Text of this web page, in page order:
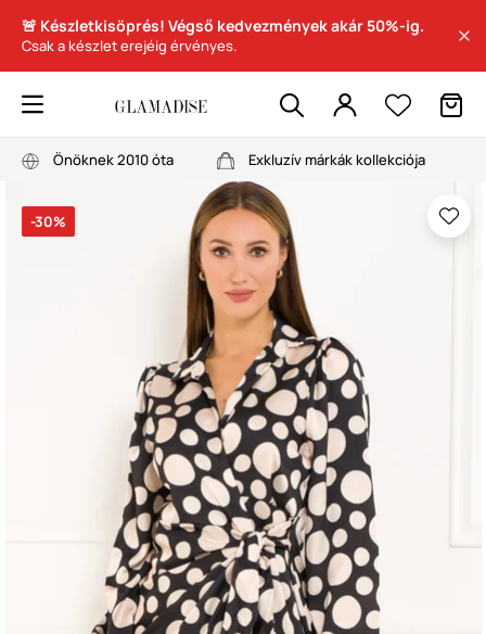
🚨 Készletkisöprés! Végső kedvezmények akár 50%-ig.
Csak a készlet erejéig érvényes.
Önöknek 2010 óta Exkluzív márkák kollekciója
-30%